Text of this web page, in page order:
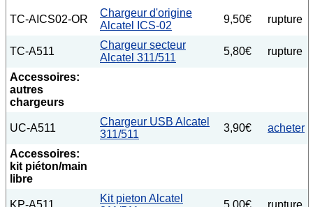
TC-AICS02-OR
Chargeur d'origine
Alcatel ICS-02
9,50€ rupture
TC-A511
Chargeur secteur
Alcatel 311/511
5,80€ rupture
Accessoires:
autres
chargeurs
UC-A511
Chargeur USB Alcatel
311/511
3,90€ acheter
Accessoires:
kit piéton/main
libre
KP-A511
Kit pieton Alcatel
5,00€ rupture